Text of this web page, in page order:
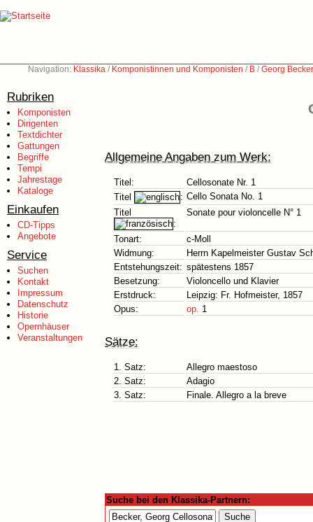
Navigation: Klassika / Komponistinnen und Komponisten / B /Georg
Rubriken
Komponisten
Dirigenten
Textdichter
Gattungen
Begriffe
Tempi
Jahrestage
Kataloge
Einkaufen
CD-Tipps
Angebote
Service
Suchen
Kontakt
Impressum
Datenschutz
Historie
Opernhäuser
Veranstaltungen
Allgemeine Angaben zum Werk:
Titel:
Cellosonate Nr. 1
Titel
: Cello Sonata No. 1
Titel
:
Sonate pour violoncelle N° 1
Tonart:
c-Moll
Widmung:
Herrn Kapelmeister Gustav
Entstehungszeit: spätestens 1857
Besetzung:
Violoncello und Klavier
Erstdruck:
Leipzig: Fr. Hofmeister, 1857
Opus:
op. 1
Sätze:
1. Satz:
Allegro maestoso
2. Satz:
Adagio
3. Satz:
Finale. Allegro a la breve
Suche bei den Klassika-Partnern: